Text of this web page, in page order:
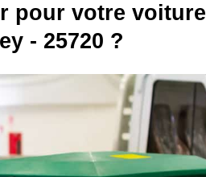
pour votre voiture
- 25720 ?